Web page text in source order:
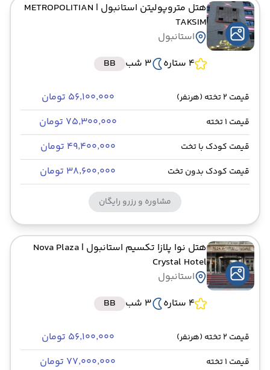
هتل متروپولیتن استانبول | METROPOLITIAN
TAKSIM
استانبول
4 ستاره
3 شب BB
قیمت 2 تخته (هرنفر) ۵۶٬۱۰۰٬۰۰۰ تومان
قیمت 1 تخته ۷۵٬۳۰۰٬۰۰۰ تومان
قیمت کودک با تخت ۴۹٬۴۰۰٬۰۰۰ تومان
قیمت کودک بدون تخت ۳۸٬۶۰۰٬۰۰۰ تومان
مشاوره و رزرو رایگان
هتل نوا پلازا تکسیم استانبول | Nova Plaza
Crystal Hotel
استانبول
4 ستاره
3 شب BB
قیمت 2 تخته (هرنفر) ۵۶٬۱۰۰٬۰۰۰ تومان
قیمت 1 تخته ۷۷٬۰۰۰٬۰۰۰ تومان